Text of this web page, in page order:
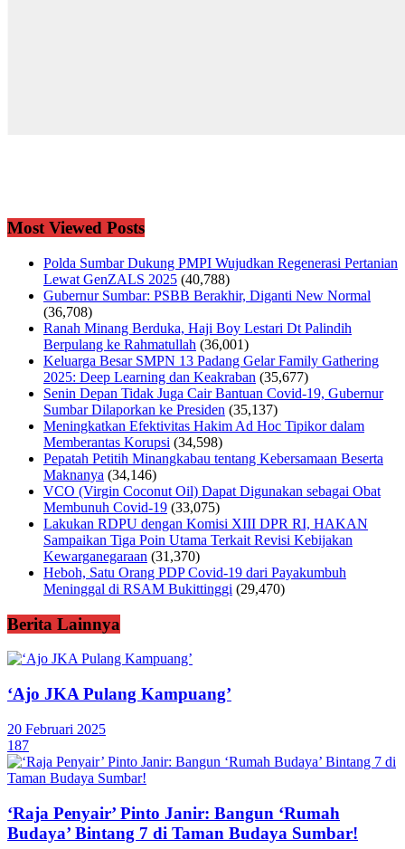
Most Viewed Posts
Polda Sumbar Dukung PMPI Wujudkan Regenerasi Pertanian
Lewat GenZALS 2025 (40,788)
Gubernur Sumbar: PSBB Berakhir, Diganti New Normal
(36,708)
Ranah Minang Berduka, Haji Boy Lestari Dt Palindih
Berpulang ke Rahmatullah (36,001)
Keluarga Besar SMPN 13 Padang Gelar Family Gathering
2025: Deep Learning dan Keakraban (35,677)
Senin Depan Tidak Juga Cair Bantuan Covid-19, Gubernur
Sumbar Dilaporkan ke Presiden (35,137)
Meningkatkan Efektivitas Hakim Ad Hoc Tipikor dalam
Memberantas Korupsi (34,598)
Pepatah Petitih Minangkabau tentang Kebersamaan Beserta
Maknanya (34,146)
VCO (Virgin Coconut Oil) Dapat Digunakan sebagai Obat
Membunuh Covid-19 (33,075)
Lakukan RDPU dengan Komisi XIII DPR RI, HAKAN
Sampaikan Tiga Poin Utama Terkait Revisi Kebijakan
Kewarganegaraan (31,370)
Heboh, Satu Orang PDP Covid-19 dari Payakumbuh
Meninggal di RSAM Bukittinggi (29,470)
Berita Lainnya
‘Ajo JKA Pulang Kampuang’
20 Februari 2025
187
‘Raja Penyair’ Pinto Janir: Bangun ‘Rumah
Budaya’ Bintang 7 di Taman Budaya Sumbar!